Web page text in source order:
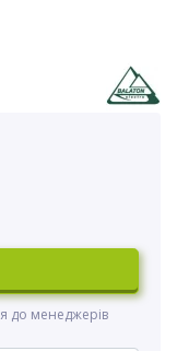
до менеджерів